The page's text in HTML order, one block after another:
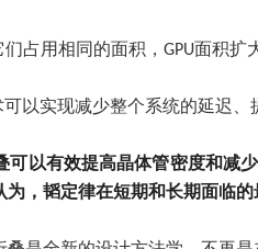
占用相同的面积，GPU面积
以实现减少整个系统的延迟、
以有效提高晶体管密度和减
，韬定律在短期和长期面临的